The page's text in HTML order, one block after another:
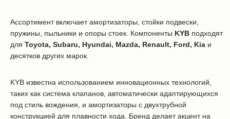
Ассортимент включает амортизаторы, стойки подвески,
пружины, пыльники и опоры стоек. Компоненты KYB подходят
для Toyota, Subaru, Hyundai, Mazda, Renault, Ford, Kia и
десятков других марок.
KYB известна использованием инновационных технологий,
таких как система клапанов, автоматически адаптирующихся
под стиль вождения, и амортизаторы с двухтрубной
конструкцией для плавности хода. Бренд делает акцент на